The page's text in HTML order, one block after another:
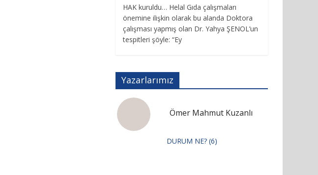
HAK kuruldu… Helal Gıda çalışmaları
önemine ilişkin olarak bu alanda Doktora
çalışması yapmış olan Dr. Yahya ŞENOL’un
tespitleri şöyle: “Ey
Yazarlarımız
Ömer Mahmut Kuzanlı
DURUM NE? (6)